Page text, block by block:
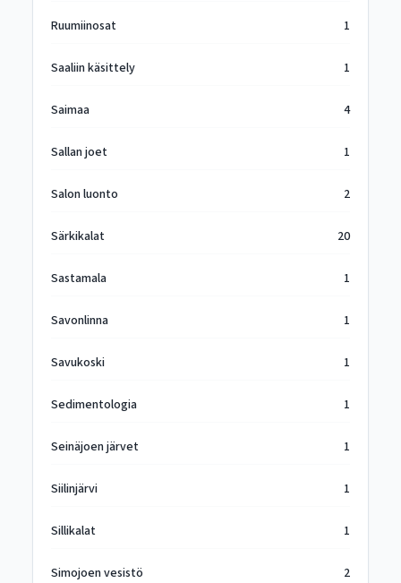
Ruumiinosat 1
Saaliin käsittely 1
Saimaa 4
Sallan joet 1
Salon luonto 2
Särkikalat 20
Sastamala 1
Savonlinna 1
Savukoski 1
Sedimentologia 1
Seinäjoen järvet 1
Siilinjärvi 1
Sillikalat 1
Simojoen vesistö 2